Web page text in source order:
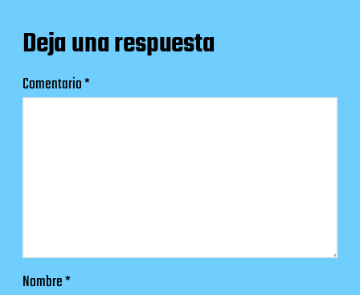
Deja una respuesta
Comentario*
Nombre*